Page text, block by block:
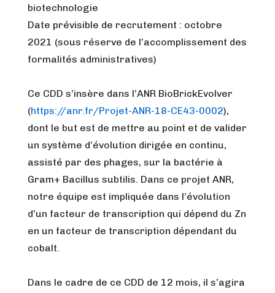
biotechnologie
Date prévisible de recrutement : octobre
2021 (sous réserve de l’accomplissement des
formalités administratives)
Ce CDD s’insère dans l’ANR BioBrickEvolver
(https://anr.fr/Projet-ANR-18-CE43-0002),
dont le but est de mettre au point et de valider
un système d’évolution dirigée en continu,
assisté par des phages, sur la bactérie à
Gram+ Bacillus subtilis. Dans ce projet ANR,
notre équipe est impliquée dans l’évolution
d’un facteur de transcription qui dépend du Zn
en un facteur de transcription dépendant du
cobalt.
Dans le cadre de ce CDD de 12 mois, il s’agira